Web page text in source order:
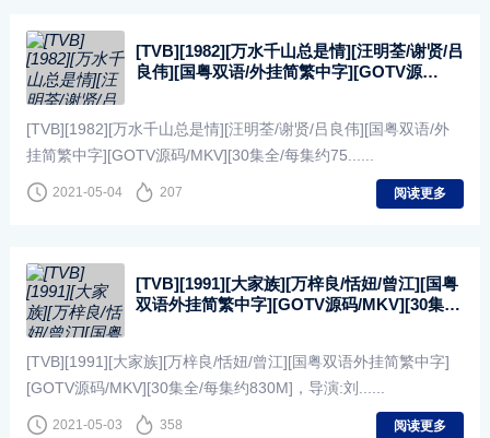
[TVB][1982][万水千山总是情][汪明荃/谢贤/吕
良伟][国粤双语/外挂简繁中字][GOTV源
[TVB][1982][万水千山总是情][汪明荃/谢贤/吕良伟][国粤双语/外
挂简繁中字][GOTV源码/MKV][30集全/每集约75......
2021-05-04 207 阅读更多
[TVB][1991][大家族][万梓良/恬妞/曾江][国粤
双语外挂简繁中字][GOTV源码/MKV][30集
[TVB][1991][大家族][万梓良/恬妞/曾江][国粤双语外挂简繁中字]
[GOTV源码/MKV][30集全/每集约830M]，导演:刘......
2021-05-03 358 阅读更多